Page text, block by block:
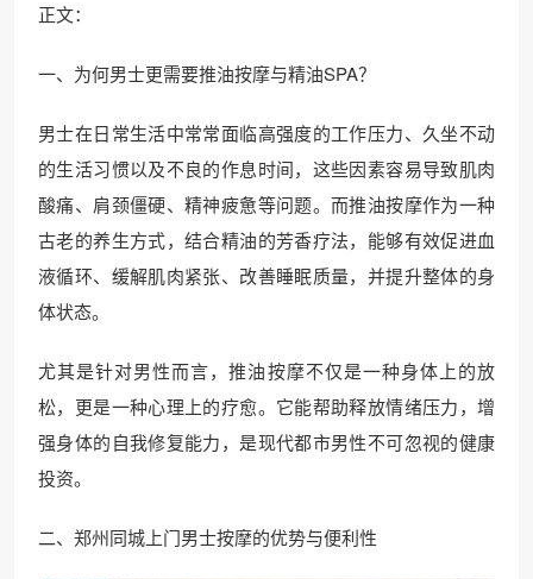
正文：
一、为何男士更需要推油按摩与精油SPA？
男士在日常生活中常常面临高强度的工作压力、久坐不动
的生活习惯以及不良的作息时间，这些因素容易导致肌肉
酸痛、肩颈僵硬、精神疲惫等问题。而推油按摩作为一种
古老的养生方式，结合精油的芳香疗法，能够有效促进血
液循环、缓解肌肉紧张、改善睡眠质量，并提升整体的身
体状态。
尤其是针对男性而言，推油按摩不仅是一种身体上的放
松，更是一种心理上的疗愈。它能帮助释放情绪压力，增
强身体的自我修复能力，是现代都市男性不可忽视的健康
投资。
二、郑州同城上门男士按摩的优势与便利性